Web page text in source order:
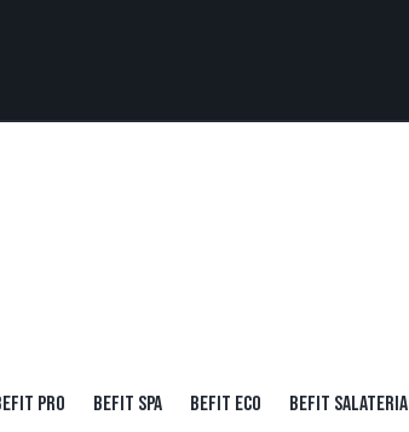
PRO BEFIT SPA BEFIT ECO BEFIT SALATERIA